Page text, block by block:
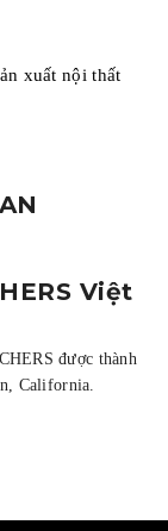
xuất nội thất
Việt
được thành
California.